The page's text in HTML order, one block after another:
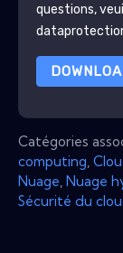
questions,
Catégories
computing
Nuage Nuage
Sécurité du